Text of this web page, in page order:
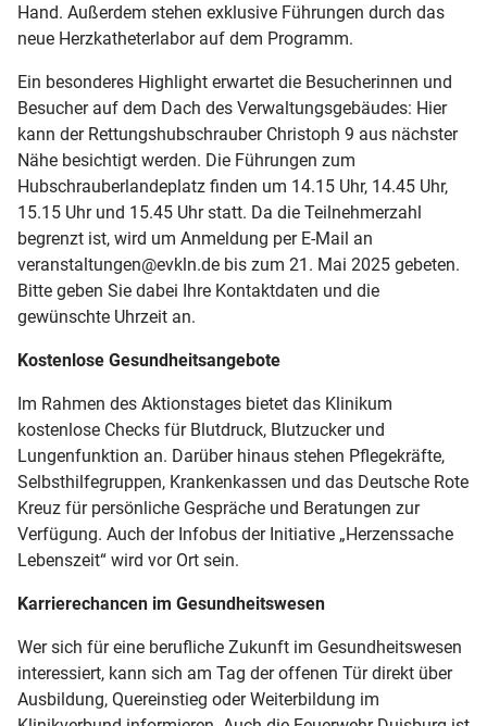
Hand. Außerdem stehen exklusive Führungen durch das
neue Herzkatheterlabor auf dem Programm.
Ein besonderes Highlight erwartet die Besucherinnen und
Besucher auf dem Dach des Verwaltungsgebäudes: Hier
kann der Rettungshubschrauber Christoph 9 aus nächster
Nähe besichtigt werden. Die Führungen zum
Hubschrauberlandeplatz finden um 14.15 Uhr, 14.45 Uhr,
15.15 Uhr und 15.45 Uhr statt. Da die Teilnehmerzahl
begrenzt ist, wird um Anmeldung per E-Mail an
veranstaltungen@evkln.de bis zum 21. Mai 2025 gebeten.
Bitte geben Sie dabei Ihre Kontaktdaten und die
gewünschte Uhrzeit an.
Kostenlose Gesundheitsangebote
Im Rahmen des Aktionstages bietet das Klinikum
kostenlose Checks für Blutdruck, Blutzucker und
Lungenfunktion an. Darüber hinaus stehen Pflegekräfte,
Selbsthilfegruppen, Krankenkassen und das Deutsche Rote
Kreuz für persönliche Gespräche und Beratungen zur
Verfügung. Auch der Infobus der Initiative „Herzenssache
Lebenszeit“ wird vor Ort sein.
Karrierechancen im Gesundheitswesen
Wer sich für eine berufliche Zukunft im Gesundheitswesen
interessiert, kann sich am Tag der offenen Tür direkt über
Ausbildung, Quereinstieg oder Weiterbildung im